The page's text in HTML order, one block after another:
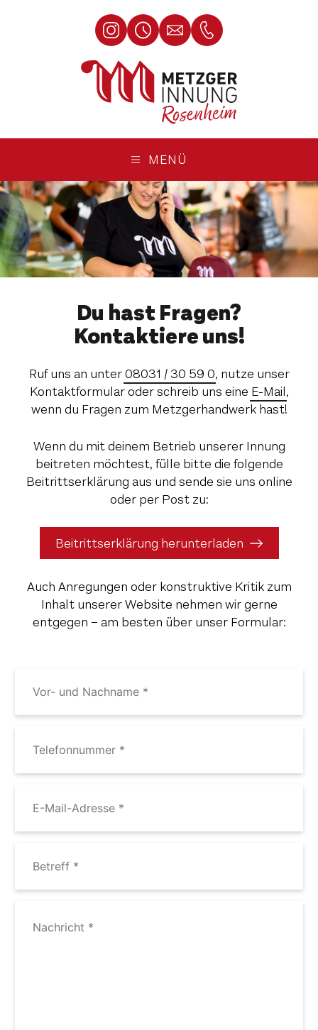
MENÜ
Du hast Fragen?
Kontaktiere uns!
Ruf uns an unter08031 / 30 59 0, nutze unser
Kontaktformular oder schreib uns eine E-Mail,
wenn du Fragen zum Metzgerhandwerk hast!
Wenn du mit deinem Betrieb unserer Innung
beitreten möchtest, fülle bitte die folgende
Beitrittserklärung aus und sende sie uns online
oder per Post zu:
Beitrittserklärung herunterladen
Auch Anregungen oder konstruktive Kritik zum
Inhalt unserer Website nehmen wir gerne
entgegen – am besten über unser Formular: